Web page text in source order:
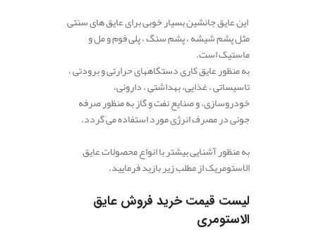
این عایق جانشین بسیار خوبی برای عایق های سنتی
مثل پشم شیشه ، پشم سنگ ، پلی فوم و مل و
ماستیک است.
به منظور عایق کاری دستگاههای حرارتی و برودتی ،
تاسیساتی ، غذایی، بهداشتی ، داروئی،
خودروسازی، و صنایع نفت و گاز به منظور صرفه
جوئی در مصرف انرژی مورد استفاده می گردد.
به منظور آشنایی بیشتر با انواع محصولات عایق
الاستومریک از مطلب زیر بازید فرمایید.
لیست قیمت خرید فروش عایق
الاستومری